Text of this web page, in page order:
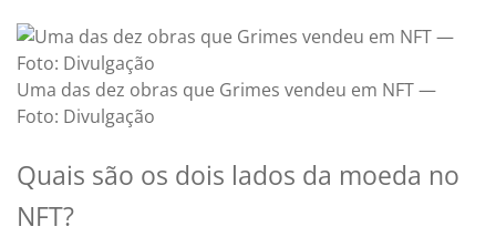
Uma das dez obras que Grimes vendeu em NFT —
Foto: Divulgação
Quais são os dois lados da moeda no
NFT?